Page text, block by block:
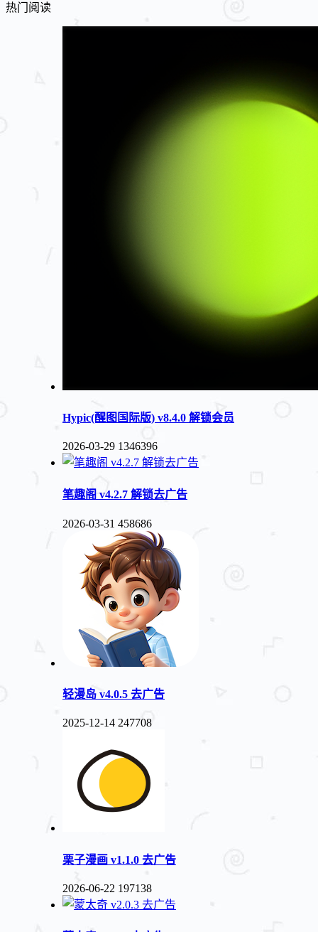
热门阅读
Hypic(醒图国际版) v8.4.0 解锁会员
2026-03-29 1346396
笔趣阁 v4.2.7 解锁去广告
2026-03-31 458686
轻漫岛 v4.0.5 去广告
2025-12-14 247708
栗子漫画 v1.1.0 去广告
2026-06-22 197138